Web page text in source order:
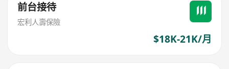
前台接待
宏利人壽保險
$18K-21K/月